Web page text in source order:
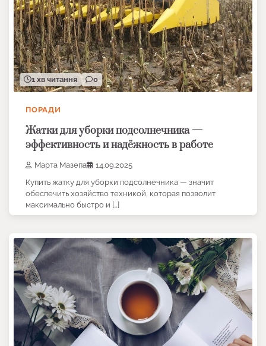
1 хв читання 0
ПОРАДИ
Жатки для уборки подсолнечника —
эффективность и надёжность в работе
Марта Мазепа
14.09.2025
Купить жатку для уборки подсолнечника — значит
обеспечить хозяйство техникой, которая позволит
максимально быстро и […]